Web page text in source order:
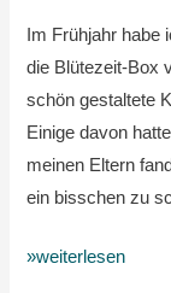
Im Frühjahr
die Blütezeit-Box
schön gestaltete
Einige davon
meinen Eltern
ein bisschen zu
»weiterlesen